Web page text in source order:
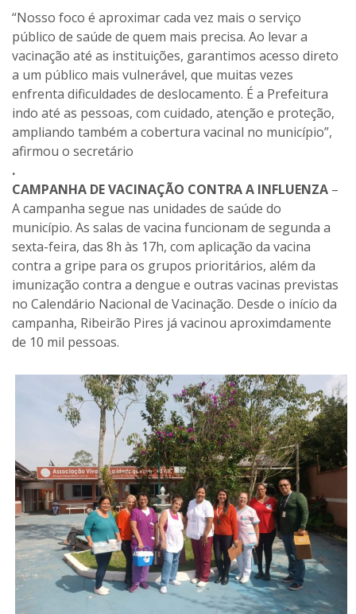
“Nosso foco é aproximar cada vez mais o serviço
público de saúde de quem mais precisa. Ao levar a
vacinação até as instituições, garantimos acesso direto
a um público mais vulnerável, que muitas vezes
enfrenta dificuldades de deslocamento. É a Prefeitura
indo até as pessoas, com cuidado, atenção e proteção,
ampliando também a cobertura vacinal no município”,
afirmou o secretário
.
CAMPANHA DE VACINAÇÃO CONTRA A INFLUENZA –
A campanha segue nas unidades de saúde do
município. As salas de vacina funcionam de segunda a
sexta-feira, das 8h às 17h, com aplicação da vacina
contra a gripe para os grupos prioritários, além da
imunização contra a dengue e outras vacinas previstas
no Calendário Nacional de Vacinação. Desde o início da
campanha, Ribeirão Pires já vacinou aproximdamente
de 10 mil pessoas.